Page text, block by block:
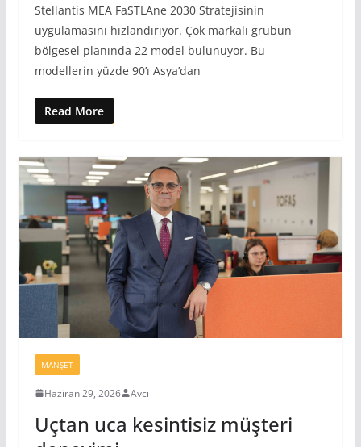
Stellantis MEA FaSTLAne 2030 Stratejisinin
uygulamasını hızlandırıyor. Çok markalı grubun
bölgesel planında 22 model bulunuyor. Bu
modellerin yüzde 90’ı Asya’dan
Read More
MANŞET
Haziran 29, 2026 Avcı
Uçtan uca kesintisiz müşteri